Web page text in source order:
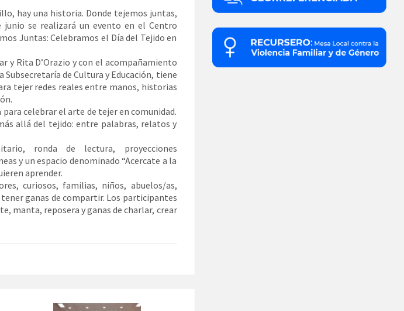
hay una historia. Donde tejemos juntas,
junio se realizará un evento en el Centro
Juntas: Celebramos el Día del Tejido en
y Rita D’Orazio y con el acompañamiento
Subsecretaría de Cultura y Educación, tiene
tejer redes reales entre manos, historias
celebrar el arte de tejer en comunidad.
allá del tejido: entre palabras, relatos y
ronda de lectura, proyecciones
y un espacio denominado “Acercate a la
aprender.
curiosos, familias, niños, abuelos/as,
ganas de compartir. Los participantes
manta, reposera y ganas de charlar, crear